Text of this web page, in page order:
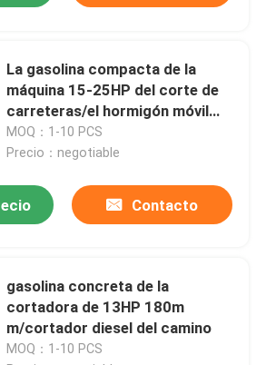
La gasolina compacta de la
máquina 15-25HP del corte de
carreteras/el hormigón móvil
diesel vio el corte
MOQ：1-10 PCS
Precio：negotiable
Contacto
gasolina concreta de la
cortadora de 13HP 180m
m/cortador diesel del camino
MOQ：1-10 PCS